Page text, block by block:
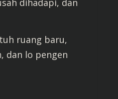
dihadapi, dan
ruang baru,
dan lo pengen